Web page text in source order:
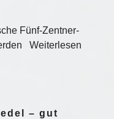
Fünf-Zentner-
Weiterlesen
– gut